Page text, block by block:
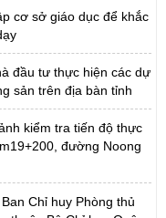
cơ sở giáo dục để khắc
đầu tư thực hiện các dự
sản trên địa bàn tỉnh
kiểm tra tiến độ thực
đường Noong
Chỉ huy Phòng thủ